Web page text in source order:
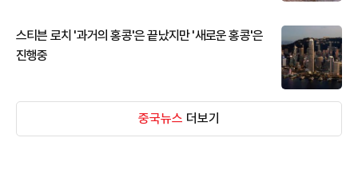
스티븐 로치 '과거의 홍콩'은 끝났지만 '새로운 홍콩'은
진행중
중국뉴스 더보기